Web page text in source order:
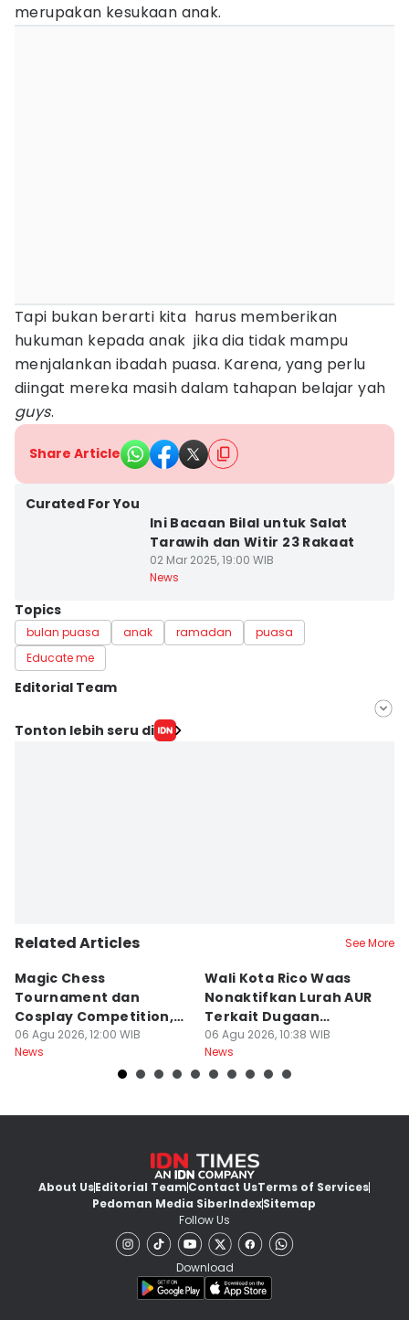
merupakan kesukaan anak.
Tapi bukan berarti kita harus memberikan
hukuman kepada anak jika dia tidak mampu
menjalankan ibadah puasa. Karena, yang perlu
diingat mereka masih dalam tahapan belajar yah
guys.
Share Article
Curated For You
Ini Bacaan Bilal untuk Salat
Tarawih dan Witir 23 Rakaat
02 Mar 2025, 19:00 WIB
News
Topics
bulan puasa anak ramadan
puasa
Educate me
Editorial Team
Editor
Tonton lebih seru di
Related Articles See More
Magic Chess
Tournament dan
Cosplay Competition,
Catat Tanggalnya
06 Agu 2026, 12:00 WIB
News
Wali Kota Rico Waas
Nonaktifkan Lurah AUR
Terkait Dugaan
Pungutan Liar
06 Agu 2026, 10:38 WIB
News
About UsEditorial TeamContact UsTerms of Services
Pedoman Media SiberIndexSitemap
Follow Us
Download